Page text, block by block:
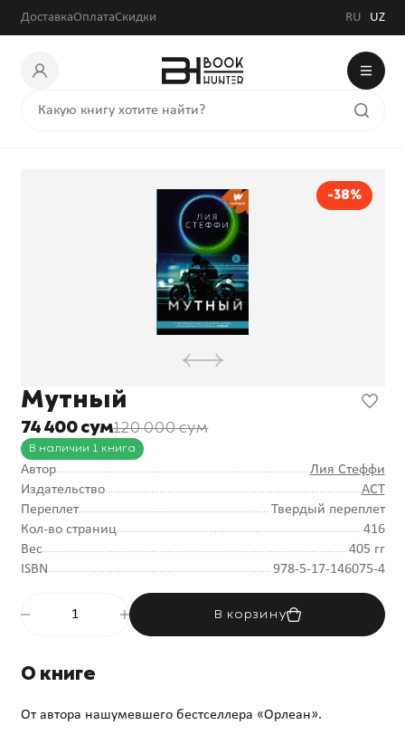
ДоставкаОплатаСкидки RU UZ
-38%
Мутный
74 400 сум120 000 сум
В наличии 1 книга
Автор
Лия Стеффи
Издательство
АСТ
Переплет
Твердый переплет
Кол-во страниц
416
Вес
405 гг
ISBN
978-5-17-146075-4
В корзину
О книге
От автора нашумевшего бестселлера «Орлеан».